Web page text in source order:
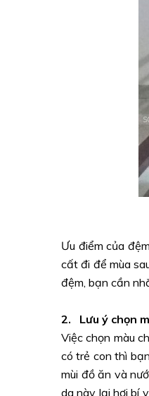
Ưu điểm của
cất đi để mùa
đệm, bạn cần
2. Lưu ý chọn
Việc chọn màu
có trẻ con thì
mùi đồ ăn và
da này lại hơi bí